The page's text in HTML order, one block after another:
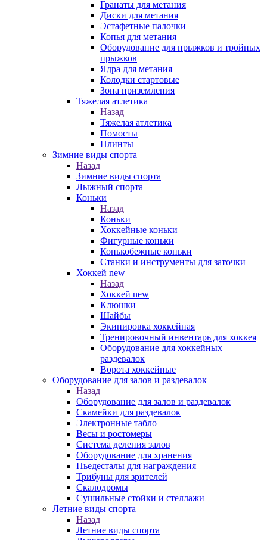
Гранаты для метания
Диски для метания
Эстафетные палочки
Копья для метания
Оборудование для прыжков и тройных
прыжков
Ядра для метания
Колодки стартовые
Зона приземления
Тяжелая атлетика
Назад
Тяжелая атлетика
Помосты
Плинты
Зимние виды спорта
Назад
Зимние виды спорта
Лыжный спорта
Коньки
Назад
Коньки
Хоккейные коньки
Фигурные коньки
Конькобежные коньки
Станки и инструменты для заточки
Хоккей new
Назад
Хоккей new
Клюшки
Шайбы
Экипировка хоккейная
Тренировочный инвентарь для хоккея
Оборудование для хоккейных
раздевалок
Ворота хоккейные
Оборудование для залов и раздевалок
Назад
Оборудование для залов и раздевалок
Скамейки для раздевалок
Электронные табло
Весы и ростомеры
Система деления залов
Оборудование для хранения
Пьедесталы для награждения
Трибуны для зрителей
Скалодромы
Сушильные стойки и стеллажи
Летние виды спорта
Назад
Летние виды спорта